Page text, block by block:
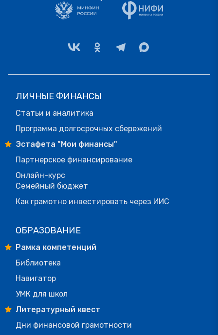
ЛИЧНЫЕ ФИНАНСЫ
Статьи и аналитика
Программа долгосрочных сбережений
Эстафета "Мои финансы"
Партнерское финансирование
Онлайн-курс
Семейный бюджет
Как грамотно инвестировать через ИИС
ОБРАЗОВАНИЕ
Рамка компетенций
Библиотека
Навигатор
УМК для школ
Литературный квест
Дни финансовой грамотности